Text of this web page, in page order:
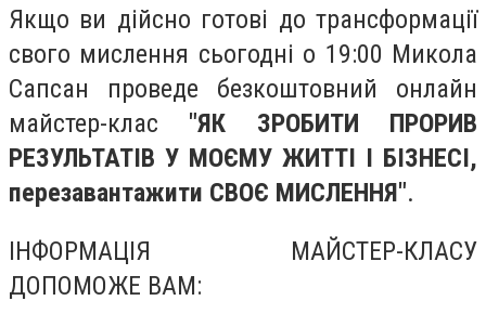
Якщо ви дійсно готові до трансформації
свого мислення сьогодні о 19:00 Микола
Сапсан проведе безкоштовний онлайн
майстер-клас "ЯК ЗРОБИТИ ПРОРИВ
РЕЗУЛЬТАТІВ У МОЄМУ ЖИТТІ І БІЗНЕСІ,
перезавантажити СВОЄ МИСЛЕННЯ".
ІНФОРМАЦІЯ МАЙСТЕР-КЛАСУ
ДОПОМОЖЕ ВАМ: